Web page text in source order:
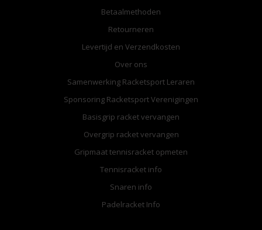
Betaalmethoden
Retourneren
Levertijd en Verzendkosten
Over ons
Samenwerking Racketsport Leraren
Sponsoring Racketsport Verenigingen
Basisgrip racket vervangen
Overgrip racket vervangen
Gripmaat tennisracket opmeten
Tennisracket info
Snaren info
Padelracket Info